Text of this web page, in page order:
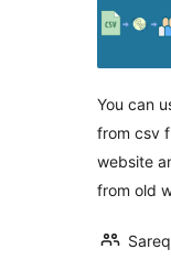
You can
from csv
website
from old